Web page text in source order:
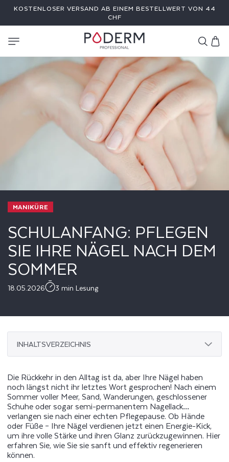
ZUMKOSTENLOSER VERSAND AB EINEM BESTELLWERT VON 44
CHF
MANIKÜRE
SCHULANFANG: PFLEGEN
SIE IHRE NÄGEL NACH DEM
SOMMER
18.05.2026 3 min Lesung
INHALTSVERZEICHNIS
Die Rückkehr in den Alltag ist da, aber Ihre Nägel haben
noch längst nicht ihr letztes Wort gesprochen! Nach einem
Sommer voller Meer, Sand, Wanderungen, geschlossener
Schuhe oder sogar semi-permanentem Nagellack…
verlangen sie nach einer echten Pflegepause. Ob Hände
oder Füße – Ihre Nägel verdienen jetzt einen Energie-Kick,
um ihre volle Stärke und ihren Glanz zurückzugewinnen. Hier
erfahren Sie, wie Sie sie sanft und effektiv regenerieren
können.